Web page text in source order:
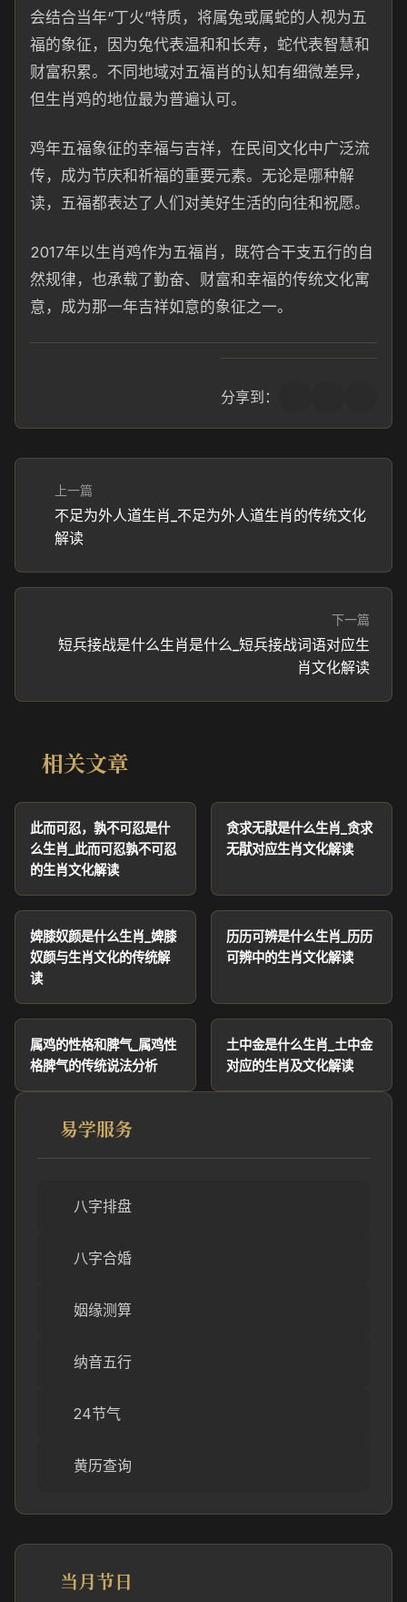
会结合当年“丁火”特质，将属兔或属蛇的人视为五
福的象征，因为兔代表温和和长寿，蛇代表智慧和
财富积累。不同地域对五福肖的认知有细微差异，
但生肖鸡的地位最为普遍认可。
鸡年五福象征的幸福与吉祥，在民间文化中广泛流
传，成为节庆和祈福的重要元素。无论是哪种解
读，五福都表达了人们对美好生活的向往和祝愿。
2017年以生肖鸡作为五福肖，既符合干支五行的自
然规律，也承载了勤奋、财富和幸福的传统文化寓
意，成为那一年吉祥如意的象征之一。
分享到：
上一篇
不足为外人道生肖_不足为外人道生肖的传统文化
解读
下一篇
短兵接战是什么生肖是什么_短兵接战词语对应生
肖文化解读
相关文章
此而可忍，孰不可忍是什
么生肖_此而可忍孰不可忍
的生肖文化解读
贪求无猒是什么生肖_贪求
无猒对应生肖文化解读
婢膝奴颜是什么生肖_婢膝
奴颜与生肖文化的传统解
读
历历可辨是什么生肖_历历
可辨中的生肖文化解读
属鸡的性格和脾气_属鸡性
格脾气的传统说法分析
土中金是什么生肖_土中金
对应的生肖及文化解读
易学服务
八字排盘
八字合婚
姻缘测算
纳音五行
24节气
黄历查询
当月节日